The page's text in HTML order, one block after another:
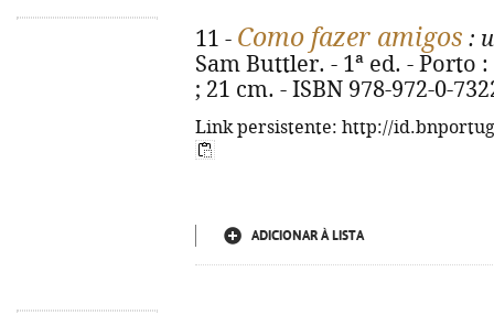
11 - Como fazer amigos :
Sam Buttler. - 1ª ed. - Porto
; 21 cm. - ISBN 978-972-0-
Link persistente: http://
ADICIONAR À LISTA